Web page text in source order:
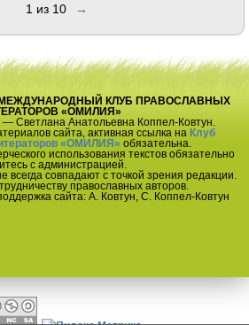
1 из 10 →
МЕЖДУНАРОДНЫЙ КЛУБ ПРАВОСЛАВНЫХ
«ОМИЛИЯ»
— Светлана Анатольевна Коппел-Ковтун.
сайта, активная ссылка на Клуб
«ОМИЛИЯ» обязательна.
использования текстов обязательно
с администрацией.
совпадают с точкой зрения редакции.
православных авторов.
сайта: А. Ковтун, С. Коппел-Ковтун